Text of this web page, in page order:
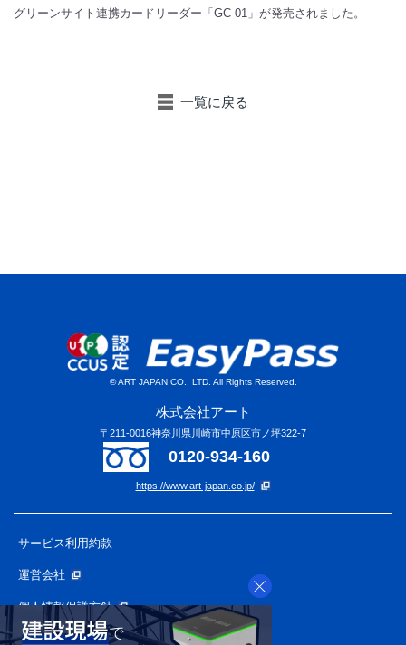
グリーンサイト連携カードリーダー「GC-01」が発売されました。
一覧に戻る
© ART JAPAN CO., LTD. All Rights Reserved.
株式会社アート
〒211-0016神奈川県川崎市中原区市ノ坪322-7
0120-934-160
https://www.art-japan.co.jp/
サービス利用約款
運営会社
個人情報保護方針
APプライバシーポリシー